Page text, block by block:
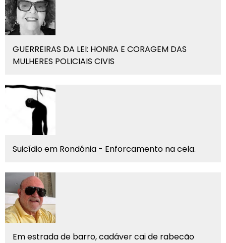
GUERREIRAS DA LEI: HONRA E CORAGEM DAS
MULHERES POLICIAIS CIVIS
Suicídio em Rondônia - Enforcamento na cela.
Em estrada de barro, cadáver cai de rabecão